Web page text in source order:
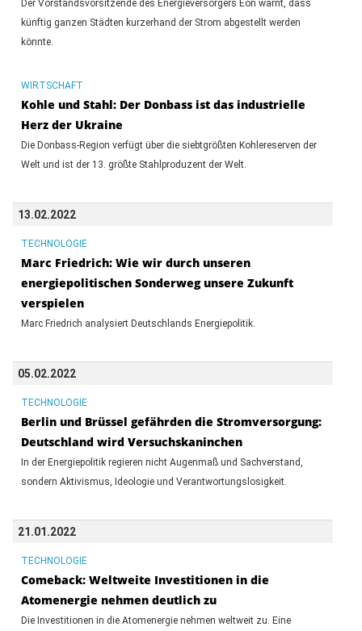
Der Vorstandsvorsitzende des Energieversorgers Eon warnt, dass
künftig ganzen Städten kurzerhand der Strom abgestellt werden
könnte.
WIRTSCHAFT
Kohle und Stahl: Der Donbass ist das industrielle
Herz der Ukraine
Die Donbass-Region verfügt über die siebtgrößten Kohlereserven der
Welt und ist der 13. größte Stahlproduzent der Welt.
13.02.2022
TECHNOLOGIE
Marc Friedrich: Wie wir durch unseren
energiepolitischen Sonderweg unsere Zukunft
verspielen
Marc Friedrich analysiert Deutschlands Energiepolitik.
05.02.2022
TECHNOLOGIE
Berlin und Brüssel gefährden die Stromversorgung:
Deutschland wird Versuchskaninchen
In der Energiepolitik regieren nicht Augenmaß und Sachverstand,
sondern Aktivismus, Ideologie und Verantwortungslosigkeit.
21.01.2022
TECHNOLOGIE
Comeback: Weltweite Investitionen in die
Atomenergie nehmen deutlich zu
Die Investitionen in die Atomenergie nehmen weltweit zu. Eine